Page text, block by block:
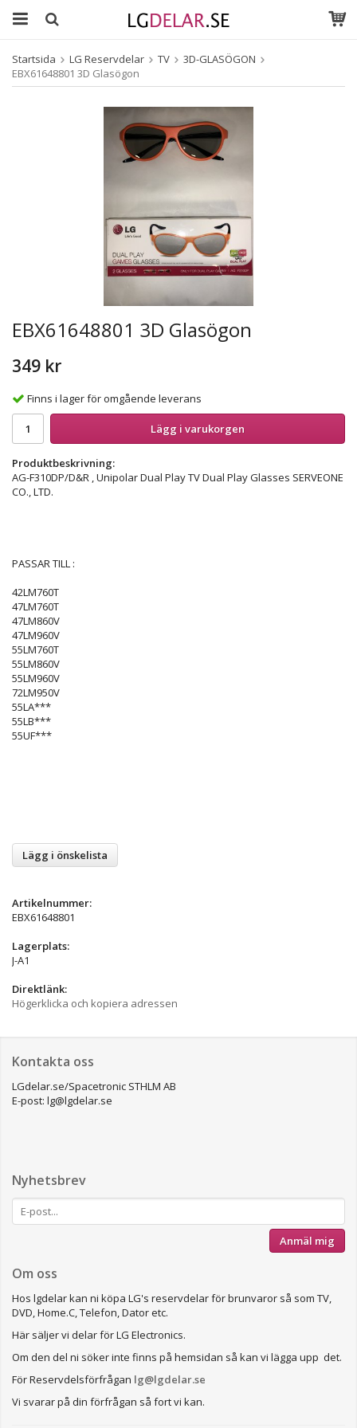
Startsida LG Reservdelar TV
3D-GLASÖGON
EBX61648801 3D Glasögon
EBX61648801 3D Glasögon
349 kr
Finns i lager för omgående leverans
Lägg i varukorgen
Produktbeskrivning:
AG-F310DP/D&R , Unipolar Dual Play TV Dual Play Glasses SERVEONE
CO., LTD.
PASSAR TILL :
42LM760T
47LM760T
47LM860V
47LM960V
55LM760T
55LM860V
55LM960V
72LM950V
55LA***
55LB***
55UF***
Lägg i önskelista
Artikelnummer:
EBX61648801
Lagerplats:
J-A1
Direktlänk:
Högerklicka och kopiera adressen
Kontakta oss
LGdelar.se/Spacetronic STHLM AB
E-post: lg@lgdelar.se
Nyhetsbrev
Anmäl mig
Om oss
Hos lgdelar kan ni köpa LG's reservdelar för brunvaror så som TV,
DVD, Home.C, Telefon, Dator etc.
Här säljer vi delar för LG Electronics.
Om den del ni söker inte finns på hemsidan så kan vi lägga upp det.
För Reservdelsförfrågan lg@lgdelar.se
Vi svarar på din förfrågan så fort vi kan.